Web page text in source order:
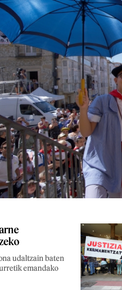
udaltzain baten
emandako